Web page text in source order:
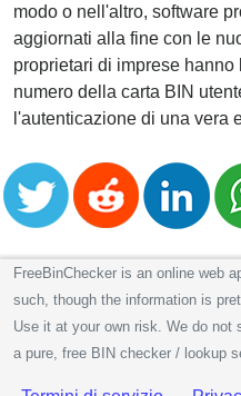
modo o nell'altro, software
aggiornati alla fine con le
proprietari di imprese hanno
numero della carta BIN
l'autenticazione di una vera
FreeBinChecker is an online web
such, though the information is
Use it at your own risk. We do not
a pure, free BIN checker / lookup